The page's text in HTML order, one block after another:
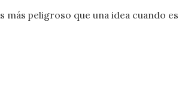
más peligroso que una idea cuando